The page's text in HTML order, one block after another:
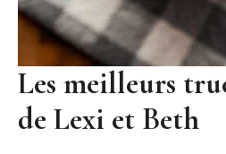
Les meilleurs
de Lexi et Beth